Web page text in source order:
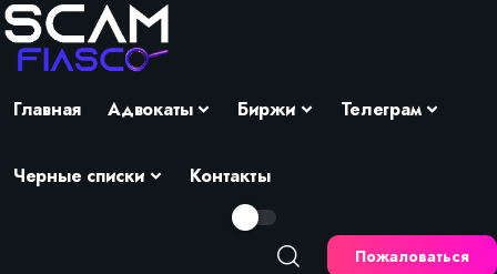
Главная Адвокаты Биржи Телеграм
Черные списки Контакты
Пожаловаться